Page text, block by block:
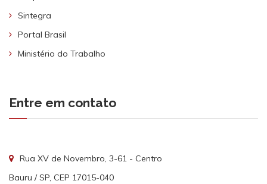
Sintegra
Portal Brasil
Ministério do Trabalho
Entre em contato
Rua XV de Novembro, 3-61 - Centro
Bauru / SP, CEP 17015-040